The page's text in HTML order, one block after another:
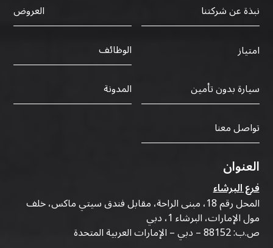
نبذة عن شركتنا
العروض
امتياز
الوظائف
سيارة بدون تأمين
المدونة
تواصل معنا
العنوان
فرع البرشاء
المحل رقم 18، مبنى الراحة، مقابل فندق سيتي ماكس، خلف
مول الإمارات، البرشاء 1، دبي
ص.ب: 88152 – دبي – الإمارات العربية المتحدة